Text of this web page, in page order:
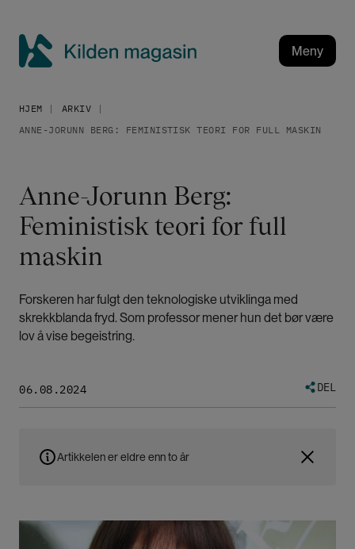
m
a
a
i
n
Meny
HJEM
ARKIV
ANNE-JORUNN BERG: FEMINISTISK TEORI FOR FULL MASKIN
Anne-Jorunn Berg:
Feministisk teori for full
maskin
Forskeren har fulgt den teknologiske utviklinga med
skrekkblanda fryd. Som professor mener hun det bør være
lov å vise begeistring.
06.08.2024 DEL
Artikkelen er eldre enn to år
Bilde